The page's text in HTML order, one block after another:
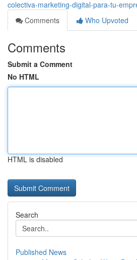
colectiva-marketing-digital-para-tu-
Comments
Who Upvoted
Comments
Submit a Comment
No HTML
HTML is disabled
Search
Published News